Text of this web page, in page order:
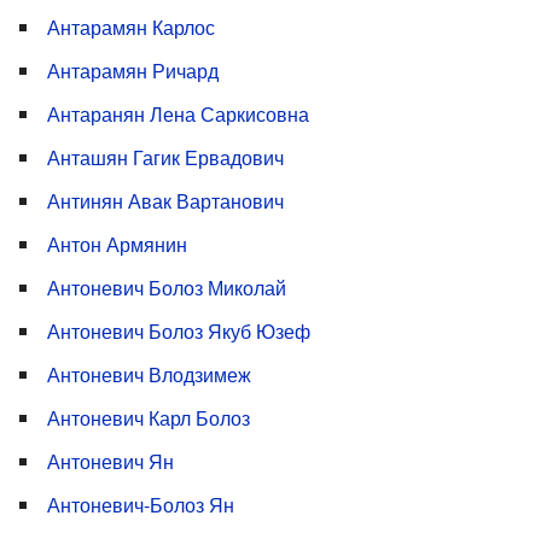
Антарамян Карлос
Антарамян Ричард
Антаранян Лена Саркисовна
Анташян Гагик Ервадович
Антинян Авак Вартанович
Антон Армянин
Антоневич Болоз Миколай
Антоневич Болоз Якуб Юзеф
Антоневич Влодзимеж
Антоневич Карл Болоз
Антоневич Ян
Антоневич-Болоз Ян